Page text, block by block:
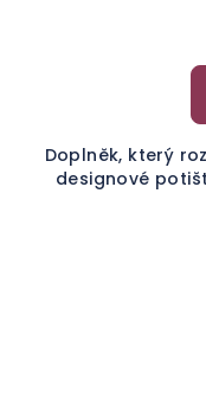
Doplněk, který
designové